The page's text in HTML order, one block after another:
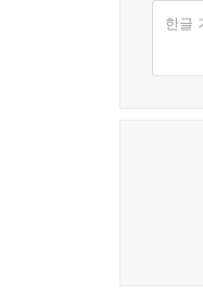
한글